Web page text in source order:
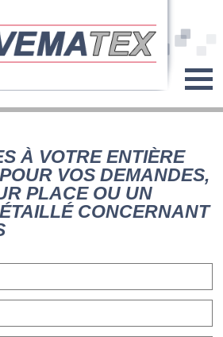
À VOTRE ENTIÈRE
VOS DEMANDES,
PLACE OU UN
CONCERNANT